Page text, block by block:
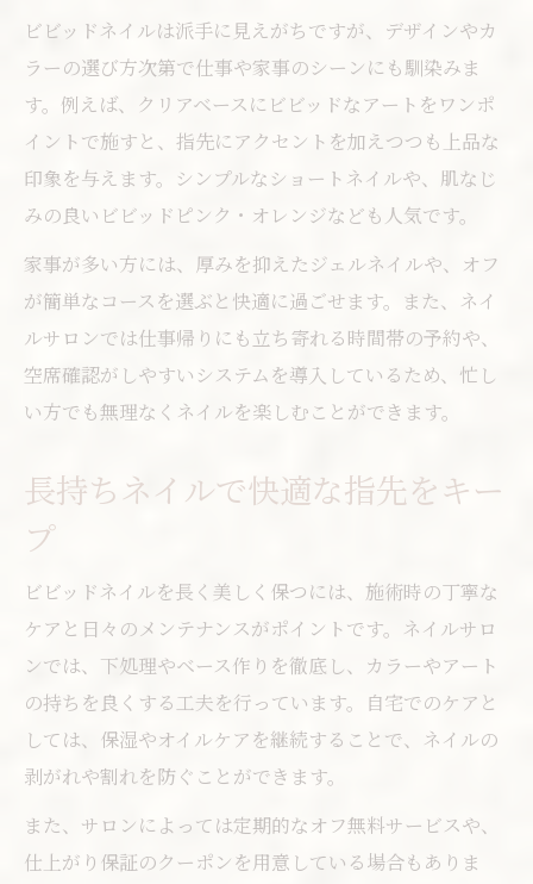
ビビッドネイルは派手に見えがちですが、デザインやカ
ラーの選び方次第で仕事や家事のシーンにも馴染みま
す。例えば、クリアベースにビビッドなアートをワンポ
イントで施すと、指先にアクセントを加えつつも上品な
印象を与えます。シンプルなショートネイルや、肌なじ
みの良いビビッドピンク・オレンジなども人気です。
家事が多い方には、厚みを抑えたジェルネイルや、オフ
が簡単なコースを選ぶと快適に過ごせます。また、ネイ
ルサロンでは仕事帰りにも立ち寄れる時間帯の予約や、
空席確認がしやすいシステムを導入しているため、忙し
い方でも無理なくネイルを楽しむことができます。
長持ちネイルで快適な指先をキー
プ
ビビッドネイルを長く美しく保つには、施術時の丁寧な
ケアと日々のメンテナンスがポイントです。ネイルサロ
ンでは、下処理やベース作りを徹底し、カラーやアート
の持ちを良くする工夫を行っています。自宅でのケアと
しては、保湿やオイルケアを継続することで、ネイルの
剥がれや割れを防ぐことができます。
また、サロンによっては定期的なオフ無料サービスや、
仕上がり保証のクーポンを用意している場合もありま